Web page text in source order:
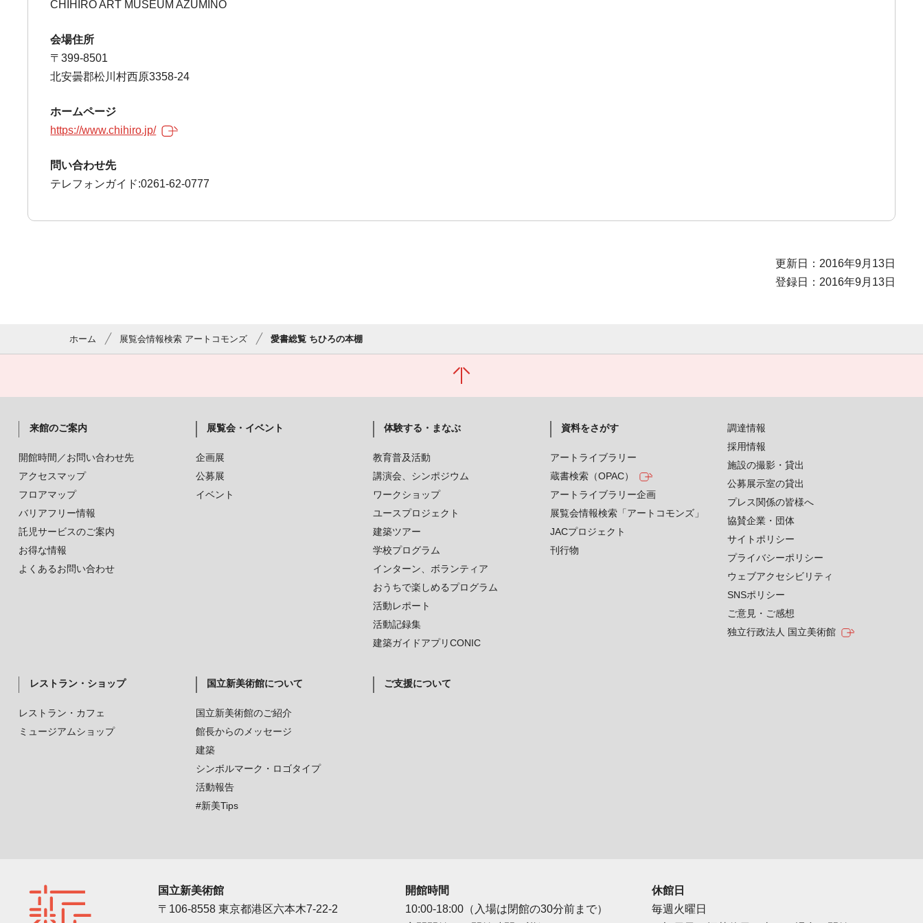
CHIHIRO ART MUSEUM AZUMINO
会場住所
〒399-8501
北安曇郡松川村西原3358-24
ホームページ
https://www.chihiro.jp/
問い合わせ先
テレフォンガイド:0261-62-0777
更新日：2016年9月13日
登録日：2016年9月13日
ホーム 展覧会情報検索 アートコモンズ 愛書総覧 ちひろの本棚
来館のご案内
開館時間／お問い合わせ先
アクセスマップ
フロアマップ
バリアフリー情報
託児サービスのご案内
お得な情報
よくあるお問い合わせ
展覧会・イベント
企画展
公募展
イベント
体験する・まなぶ
教育普及活動
講演会、シンポジウム
ワークショップ
ユースプロジェクト
建築ツアー
学校プログラム
インターン、ボランティア
おうちで楽しめるプログラム
活動レポート
活動記録集
建築ガイドアプリCONIC
資料をさがす
アートライブラリー
蔵書検索（OPAC）
アートライブラリー企画
展覧会情報検索「アートコモンズ」
JACプロジェクト
刊行物
レストラン・ショップ
レストラン・カフェ
ミュージアムショップ
国立新美術館について
国立新美術館のご紹介
館長からのメッセージ
建築
シンボルマーク・ロゴタイプ
活動報告
#新美Tips
ご支援について
調達情報
採用情報
施設の撮影・貸出
公募展示室の貸出
プレス関係の皆様へ
協賛企業・団体
サイトポリシー
プライバシーポリシー
ウェブアクセシビリティ
SNSポリシー
ご意見・ご感想
独立行政法人 国立美術館
国立新美術館
〒106-8558 東京都港区六本木7-22-2
開館時間
10:00-18:00（入場は閉館の30分前まで）
休館日
毎週火曜日